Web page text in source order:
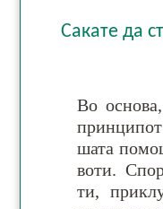
Сакате да
Во
шата
воти.
ти,